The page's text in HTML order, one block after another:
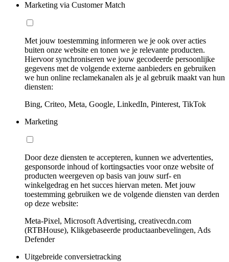
Marketing via Customer Match
Met jouw toestemming informeren we je ook over acties
buiten onze website en tonen we je relevante producten.
Hiervoor synchroniseren we jouw gecodeerde persoonlijke
gegevens met de volgende externe aanbieders en gebruiken
we hun online reclamekanalen als je al gebruik maakt van hun
diensten:
Bing, Criteo, Meta, Google, LinkedIn, Pinterest, TikTok
Marketing
Door deze diensten te accepteren, kunnen we advertenties,
gesponsorde inhoud of kortingsacties voor onze website of
producten weergeven op basis van jouw surf- en
winkelgedrag en het succes hiervan meten. Met jouw
toestemming gebruiken we de volgende diensten van derden
op deze website:
Meta-Pixel, Microsoft Advertising, creativecdn.com
(RTBHouse), Klikgebaseerde productaanbevelingen, Ads
Defender
Uitgebreide conversietracking